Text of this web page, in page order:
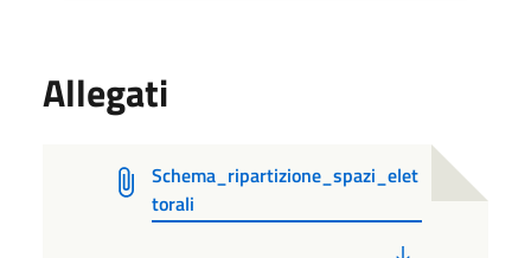
Allegati
Schema_ripartizione_spazi_elet
torali